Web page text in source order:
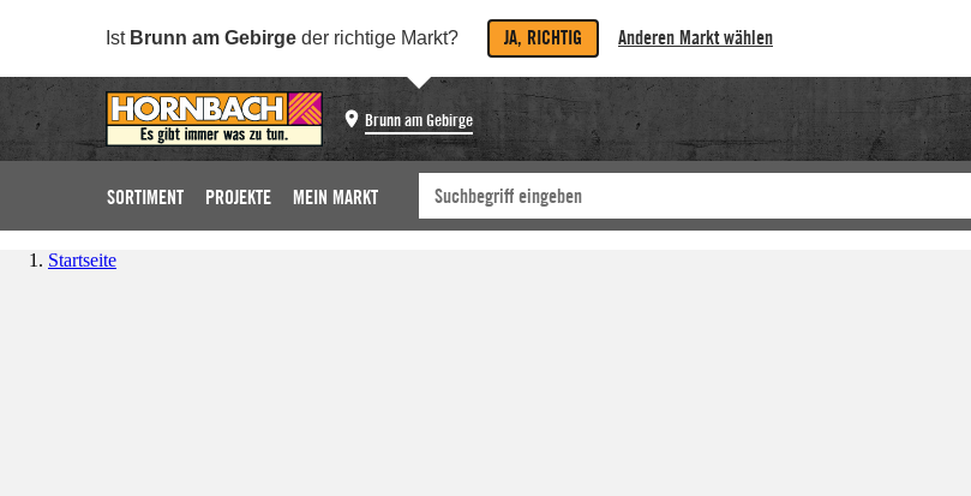
Ist Brunn am Gebirge der richtige Markt? JA, RICHTIG Anderen Markt wählen
Brunn am Gebirge
SORTIMENT PROJEKTE MEIN MARKT
Startseite